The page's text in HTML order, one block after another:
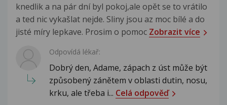
knedlik a na pár dní byl pokoj,ale opět se to vrátilo
a ted nic vykašlat nejde. Sliny jsou az moc bílé a do
jisté míry lepkave. Prosim o pomoc Zobrazit více
Odpovídá lékař:
Dobrý den, Adame, zápach z úst může být
způsobený zánětem v oblasti dutin, nosu,
krku, ale třeba i... Celá odpověď